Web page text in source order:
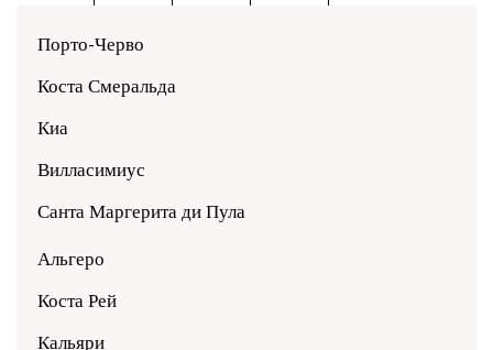
Порто-Черво
Коста Смеральда
Киа
Вилласимиус
Санта Маргерита ди Пула
Альгеро
Коста Рей
Кальяри